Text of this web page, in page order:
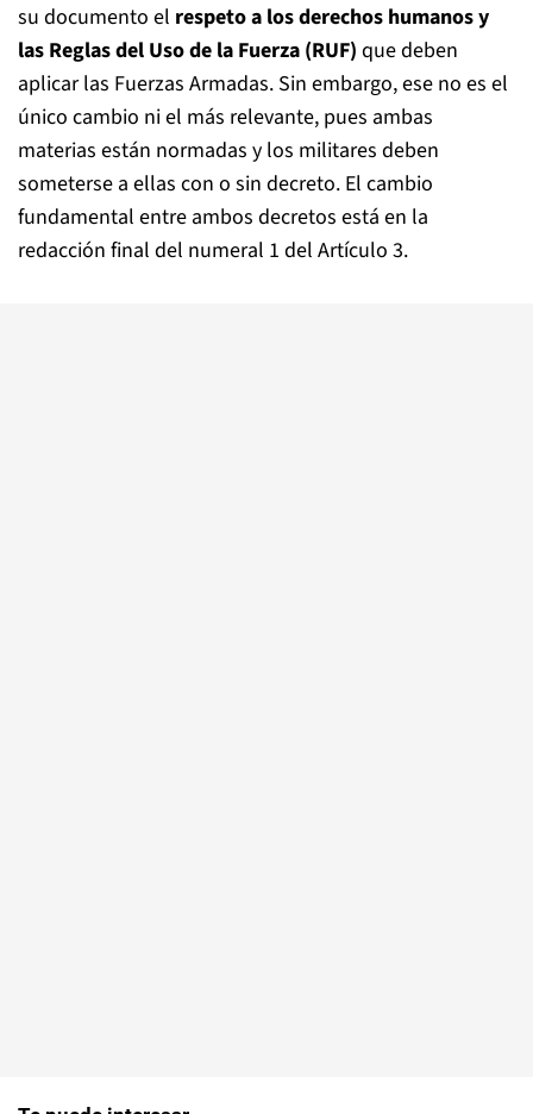
su documento el respeto a los derechos humanos y
las Reglas del Uso de la Fuerza (RUF) que deben
aplicar las Fuerzas Armadas. Sin embargo, ese no es el
único cambio ni el más relevante, pues ambas
materias están normadas y los militares deben
someterse a ellas con o sin decreto. El cambio
fundamental entre ambos decretos está en la
redacción final del numeral 1 del Artículo 3.